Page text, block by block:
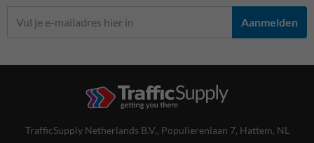
Aanmelden
TrafficSupply Netherlands B.V., Populierenlaan 7, Hattem, NL